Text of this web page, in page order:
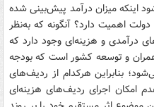
اینکه میزان درآمد پیش‌بینی شده
دولت اهمیت دارد؟ آنگونه که به‌نظر
درآمدی و هزینه‌ای وجود دارد که
و توسعه کشور است که بودجه
بنابراین هرکدام از ردیف‌های
امکان اجرای ردیف‌های هزینه‌ای